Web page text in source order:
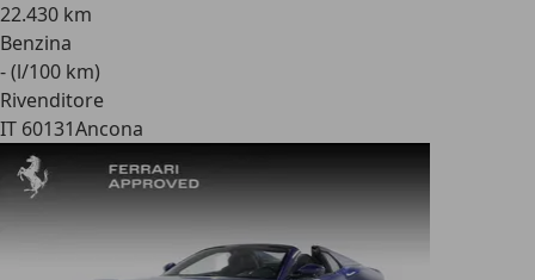
22.430 km
Benzina
- (l/100 km)
Rivenditore
IT 60131Ancona